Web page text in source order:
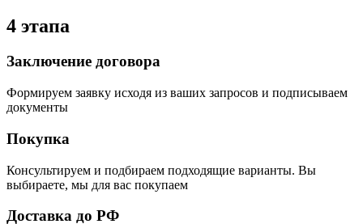
4 этапа
Заключение договора
Формируем заявку исходя из ваших запросов и подписываем
документы
Покупка
Консультируем и подбираем подходящие варианты. Вы
выбираете, мы для вас покупаем
Доставка до РФ